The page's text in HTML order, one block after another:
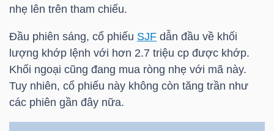
nhẹ lên trên tham chiếu.
Đầu phiên sáng, cổ phiếu SJF dẫn đầu về khối
lượng khớp lệnh với hơn 2.7 triệu cp được khớp.
Khối ngoại cũng đang mua ròng nhẹ với mã này.
Tuy nhiên, cổ phiếu này không còn tăng trần như
các phiên gần đây nữa.
CHĂM
SÓC
SỨC
KHỎE